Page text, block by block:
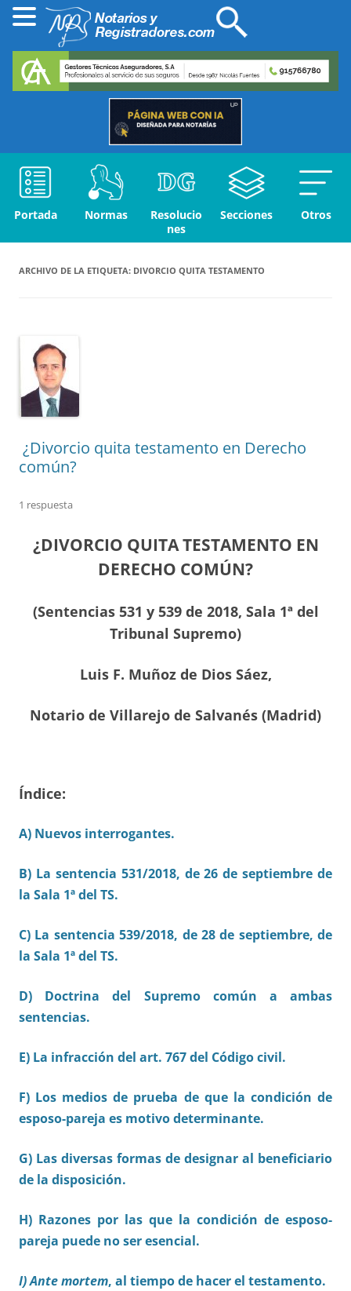
Portada Normas
Resolucio
nes
Secciones Otros
ARCHIVO DE LA ETIQUETA: DIVORCIO QUITA TESTAMENTO
¿Divorcio quita testamento en Derecho
común?
1 respuesta
¿DIVORCIO QUITA TESTAMENTO EN
DERECHO COMÚN?
(Sentencias 531 y 539 de 2018, Sala 1ª del
Tribunal Supremo)
Luis F. Muñoz de Dios Sáez,
Notario de Villarejo de Salvanés (Madrid)
Índice:
A) Nuevos interrogantes.
B) La sentencia 531/2018, de 26 de septiembre de
la Sala 1ª del TS.
C) La sentencia 539/2018, de 28 de septiembre, de
la Sala 1ª del TS.
D) Doctrina del Supremo común a ambas
sentencias.
E) La infracción del art. 767 del Código civil.
F) Los medios de prueba de que la condición de
esposo-pareja es motivo determinante.
G) Las diversas formas de designar al beneficiario
de la disposición.
H) Razones por las que la condición de esposo-
pareja puede no ser esencial.
I) Ante mortem, al tiempo de hacer el testamento.